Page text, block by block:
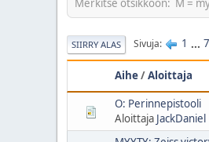
SIIRRY ALAS Sivuja 1 ...
Aihe/Aloittaja
O: Perinnepistooli
Aloittaja JackDaniel